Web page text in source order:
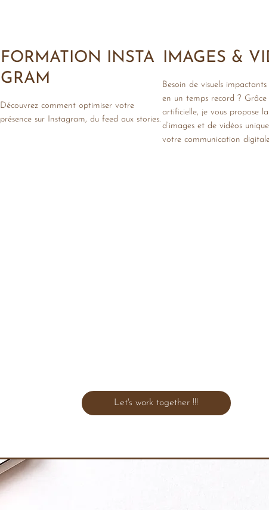
FORMATION INSTA
GRAM
Découvrez comment optimiser votre
présence sur Instagram, du feed aux stories.
IMAGES &
Besoin de visuels impactants
en un temps record ? Grâce
artificielle, je vous propose
d’images et de vidéos
votre communication
Let's work together !!!